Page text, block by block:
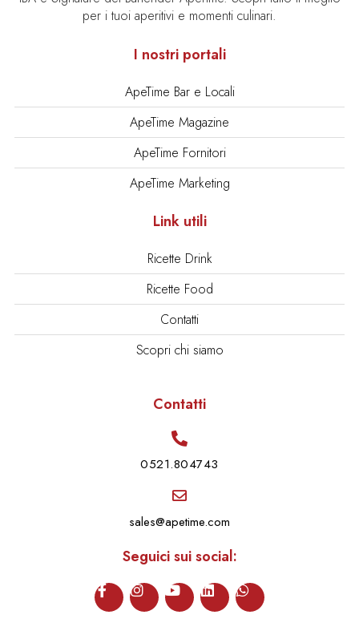
per i tuoi aperitivi e momenti culinari.
I nostri portali
ApeTime Bar e Locali
ApeTime Magazine
ApeTime Fornitori
ApeTime Marketing
Link utili
Ricette Drink
Ricette Food
Contatti
Scopri chi siamo
Contatti
0521.804743
sales@apetime.com
Seguici sui social: